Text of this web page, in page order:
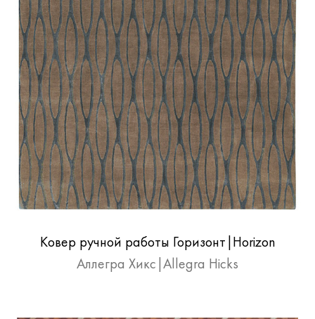
Ковер ручной работы Горизонт|Horizon
Аллегра Хикс|Allegra Hicks